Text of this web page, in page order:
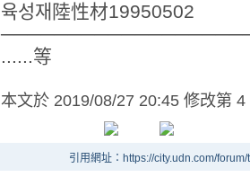
육성재陸性材19950502
......等
本文於 2019/08/27 20:45 修改第 4
引用網址：https://city.udn.com/